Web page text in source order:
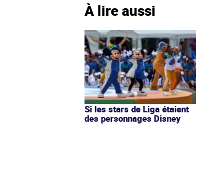
À lire aussi
Si les stars de Liga étaient
des personnages Disney